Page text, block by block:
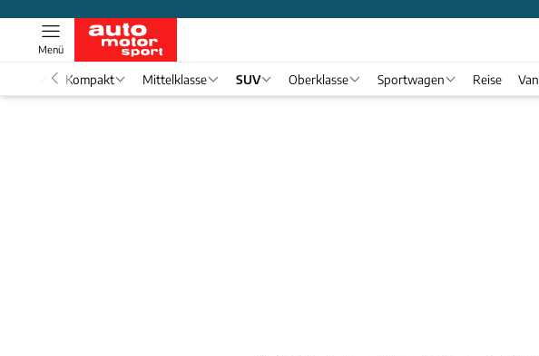
Menü
Kompakt Mittelklasse SUV Oberklasse Sportwagen Reise Van